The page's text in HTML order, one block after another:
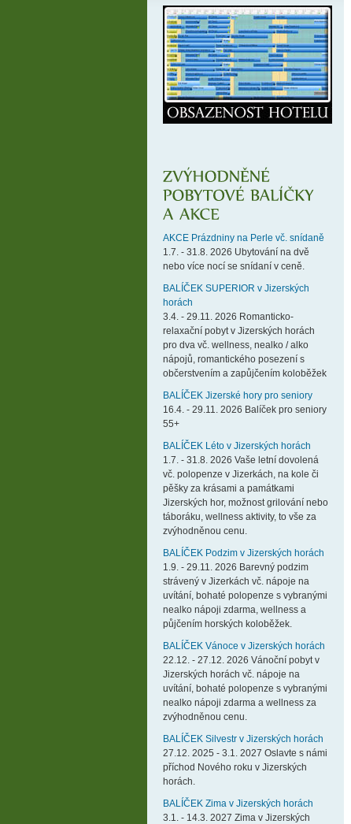
AKCE Prázdniny na Perle vč. snídaně
1.7. - 31.8. 2026 Ubytování na dvě
nebo více nocí se snídaní v ceně.
BALÍČEK SUPERIOR v Jizerských
horách
3.4. - 29.11. 2026 Romanticko-
relaxační pobyt v Jizerských horách
pro dva vč. wellness, nealko / alko
nápojů, romantického posezení s
občerstvením a zapůjčením koloběžek
BALÍČEK Jizerské hory pro seniory
16.4. - 29.11. 2026 Balíček pro seniory
55+
BALÍČEK Léto v Jizerských horách
1.7. - 31.8. 2026 Vaše letní dovolená
vč. polopenze v Jizerkách, na kole či
pěšky za krásami a památkami
Jizerských hor, možnost grilování nebo
táboráku, wellness aktivity, to vše za
zvýhodněnou cenu.
BALÍČEK Podzim v Jizerských horách
1.9. - 29.11. 2026 Barevný podzim
strávený v Jizerkách vč. nápoje na
uvítání, bohaté polopenze s vybranými
nealko nápoji zdarma, wellness a
půjčením horských koloběžek.
BALÍČEK Vánoce v Jizerských horách
22.12. - 27.12. 2026 Vánoční pobyt v
Jizerských horách vč. nápoje na
uvítání, bohaté polopenze s vybranými
nealko nápoji zdarma a wellness za
zvýhodněnou cenu.
BALÍČEK Silvestr v Jizerských horách
27.12. 2025 - 3.1. 2027 Oslavte s námi
příchod Nového roku v Jizerských
horách.
BALÍČEK Zima v Jizerských horách
3.1. - 14.3. 2027 Zima v Jizerských